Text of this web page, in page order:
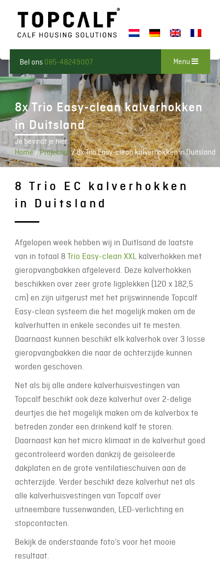
Bel ons 085-48249007 Menu
8x Trio Easy-clean kalverhokken
in Duitsland
Je bevindt je hier:
Home/Projecten/8x Trio Easy-clean kalverhokken in Duitsland
8 Trio EC kalverhokken
in Duitsland
Afgelopen week hebben wij in Duitlsand de laatste
van in totaal 8 Trio Easy-clean XXL kalverhokken met
gieropvangbakken afgeleverd. Deze kalverhokken
beschikken over zeer grote ligplekken (120 x 182,5
cm) en zijn uitgerust met het prijswinnende Topcalf
Easy-clean systeem die het mogelijk maken om de
kalverhutten in enkele secondes uit te mesten.
Daarnaast kunnen beschikt elk kalverhok over 3 losse
gieropvangbakken die naar de achterzijde kunnen
worden geschoven.
Net als bij alle andere kalverhuisvestingen van
Topcalf beschikt ook deze kalverhut over 2-delige
deurtjes die het mogelijk maken om de kalverbox te
betreden zonder een drinkend kalf te storen.
Daarnaast kan het micro klimaat in de kalverhut goed
gecontroleerd worden dankzij de geïsoleerde
dakplaten en de grote ventilatieschuiven aan de
achterzijde. Verder beschikt deze kalverhut net als
alle kalverhuisvestingen van Topcalf over
uitneembare tussenwanden, LED-verlichting en
stopcontacten.
Bekijk de onderstaande foto’s voor het mooie
resultaat.